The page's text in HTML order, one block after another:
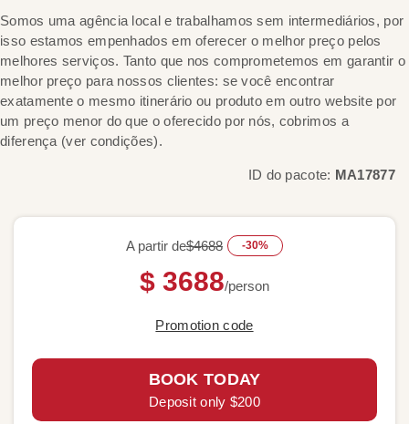
Somos uma agência local e trabalhamos sem intermediários, por
isso estamos empenhados em oferecer o melhor preço pelos
melhores serviços. Tanto que nos comprometemos em garantir o
melhor preço para nossos clientes: se você encontrar
exatamente o mesmo itinerário ou produto em outro website por
um preço menor do que o oferecido por nós, cobrimos a
diferença (ver condições).
ID do pacote: MA17877
A partir de$4688 -30%
$ 3688/person
Promotion code
BOOK TODAY
Deposit only $200